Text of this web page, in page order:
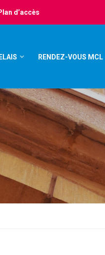
d’accès
RENDEZ-VOUS MCL